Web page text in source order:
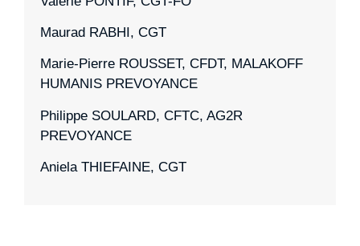
Maurad RABHI, CGT
Marie-Pierre ROUSSET, CFDT, MALAKOFF
HUMANIS PREVOYANCE
Philippe SOULARD, CFTC, AG2R
PREVOYANCE
Aniela THIEFAINE, CGT